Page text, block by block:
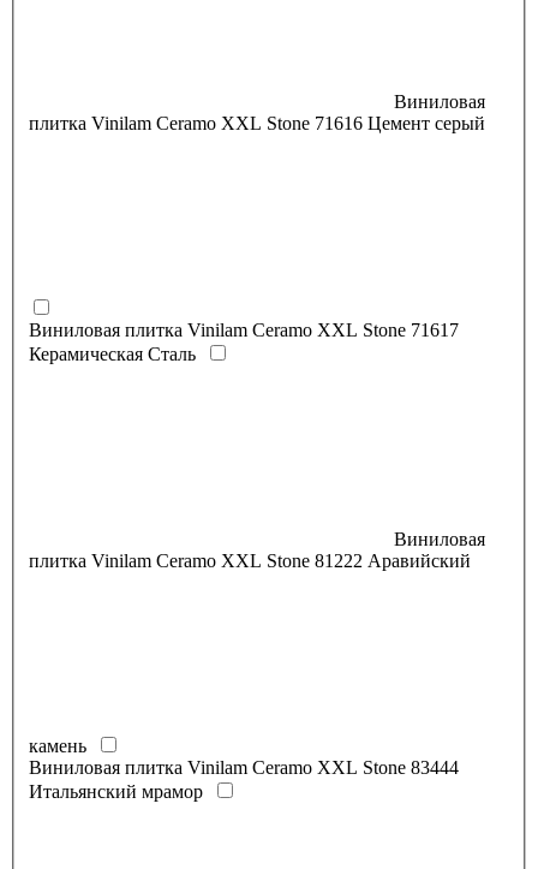
Виниловая
плитка Vinilam Ceramo XXL Stone 71616 Цемент серый
Виниловая плитка Vinilam Ceramo XXL Stone 71617
Керамическая Сталь
Виниловая
плитка Vinilam Ceramo XXL Stone 81222 Аравийский
камень
Виниловая плитка Vinilam Ceramo XXL Stone 83444
Итальянский мрамор